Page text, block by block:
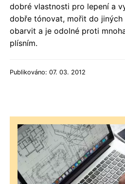
dobré vlastnosti pro lepení a
dobře tónovat, mořit do jiných
obarvit a je odolné proti
plísním.
Publikováno: 07. 03. 2012